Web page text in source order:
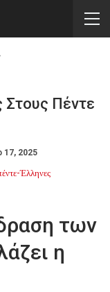
Στους Πέντε
17, 2025
των
η